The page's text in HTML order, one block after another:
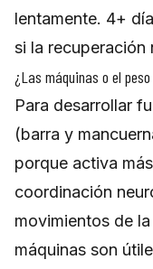
lentamente. 4+
si la recuperación
¿Las máquinas o el
Para desarrollar
(barra y
porque activa
coordinación
movimientos de
máquinas son